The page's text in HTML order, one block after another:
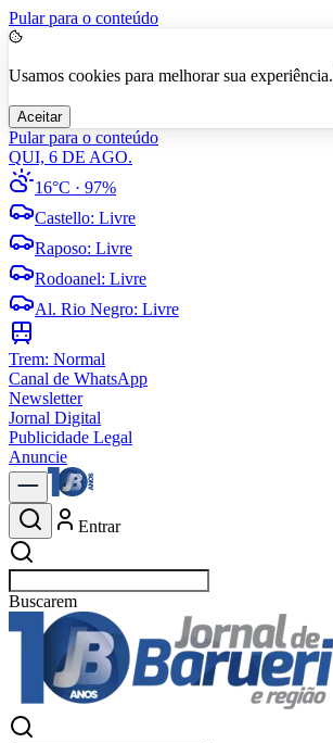
Pular para o conteúdo
Usamos cookies para melhorar sua experiência.
Aceitar
Pular para o conteúdo
QUI, 6 DE AGO.
16°C · 97%
Castello: Livre
Raposo: Livre
Rodoanel: Livre
Al. Rio Negro: Livre
Trem: Normal
Canal de WhatsApp
Newsletter
Jornal Digital
Publicidade Legal
Anuncie
Entrar
Buscaresportes